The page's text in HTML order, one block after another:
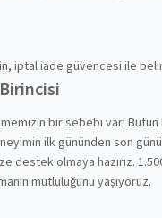
iptal iade güvencesi ile
bir sebebi var!
ilk gününden son
destek olmaya hazırız.
mutluluğunu yaşıyoruz.